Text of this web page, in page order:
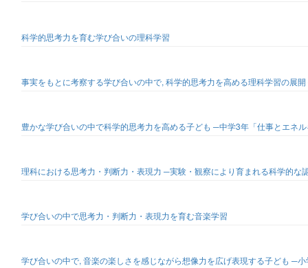
科学的思考力を育む学び合いの理科学習
事実をもとに考察する学び合いの中で, 科学的思考力を高める理科学習の展
豊かな学び合いの中で科学的思考力を高める子ども ─中学3年「仕事とエネ
理科における思考力・判断力・表現力 ─実験・観察により育まれる科学的な
学び合いの中で思考力・判断力・表現力を育む音楽学習
学び合いの中で, 音楽の楽しさを感じながら想像力を広げ表現する子ども ─